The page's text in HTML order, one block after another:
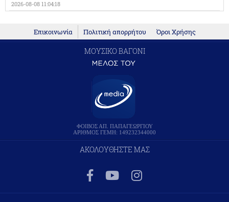
2026-08-08 11:04:18
Επικοινωνία Πολιτική απορρήτου Όροι Χρήσης
ΜΟΥΣΙΚΟ ΒΑΓΟΝΙ
ΦΟΙΒΟΣ ΑΠ. ΠΑΠΑΓΕΩΡΓΙΟΥ
ΑΡΙΘΜΟΣ ΓΕΜΗ: 149232344000
ΑΚΟΛΟΥΘΗΣΤΕ ΜΑΣ